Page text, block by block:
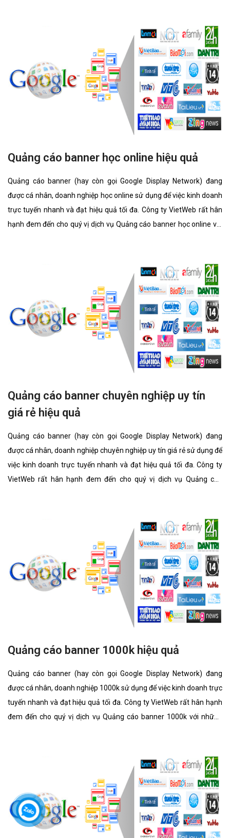
Quảng cáo banner học online hiệu quả
Quảng cáo banner (hay còn gọi Google Display Network) đang
được cá nhân, doanh nghiệp học online sử dụng để việc kinh doanh
trực tuyến nhanh và đạt hiệu quả tối đa. Công ty VietWeb rất hân
hạnh đem đến cho quý vị dịch vụ Quảng cáo banner học online với
Quảng cáo banner chuyên nghiệp uy tín
giá rẻ hiệu quả
Quảng cáo banner (hay còn gọi Google Display Network) đang
được cá nhân, doanh nghiệp chuyên nghiệp uy tín giá rẻ sử dụng để
việc kinh doanh trực tuyến nhanh và đạt hiệu quả tối đa. Công ty
VietWeb rất hân hạnh đem đến cho quý vị dịch vụ Quảng cáo
Quảng cáo banner 1000k hiệu quả
Quảng cáo banner (hay còn gọi Google Display Network) đang
được cá nhân, doanh nghiệp 1000k sử dụng để việc kinh doanh trực
tuyến nhanh và đạt hiệu quả tối đa. Công ty VietWeb rất hân hạnh
đem đến cho quý vị dịch vụ Quảng cáo banner 1000k với những